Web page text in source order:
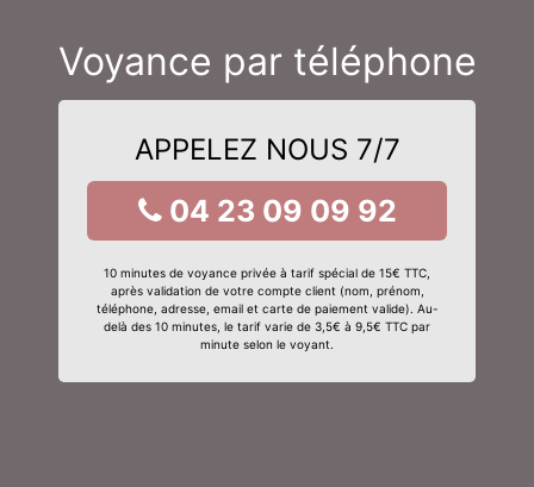
Voyance par téléphone
APPELEZ NOUS 7/7
04 23 09 09 92
10 minutes de voyance privée à tarif spécial de 15€ TTC,
après validation de votre compte client (nom, prénom,
téléphone, adresse, email et carte de paiement valide). Au-
delà des 10 minutes, le tarif varie de 3,5€ à 9,5€ TTC par
minute selon le voyant.